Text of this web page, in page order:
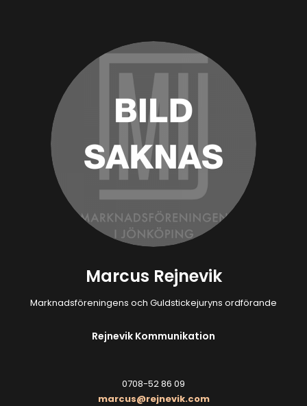
Marcus Rejnevik
Marknadsföreningens och Guldstickejuryns ordförande
Rejnevik Kommunikation
0708-52 86 09
marcus@rejnevik.com